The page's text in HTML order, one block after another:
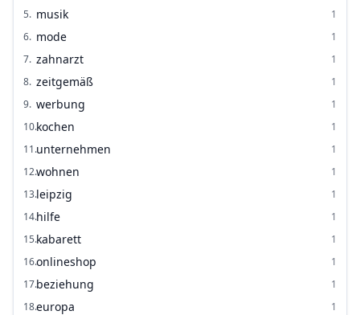
5. musik
1
6. mode
1
7. zahnarzt
1
8. zeitgemäß
1
9. werbung
1
10.kochen
1
11.unternehmen
1
12.wohnen
1
13.leipzig
1
14.hilfe
1
15.kabarett
1
16.onlineshop
1
17.beziehung
1
18.europa
1